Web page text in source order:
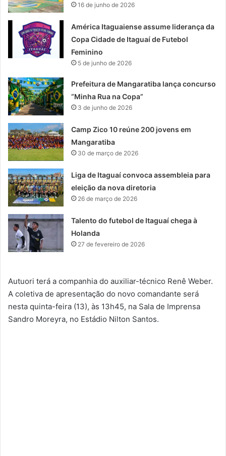
16 de junho de 2026
América Itaguaiense assume liderança da
Copa Cidade de Itaguaí de Futebol
Feminino
5 de junho de 2026
Prefeitura de Mangaratiba lança concurso
“Minha Rua na Copa”
3 de junho de 2026
Camp Zico 10 reúne 200 jovens em
Mangaratiba
30 de março de 2026
Liga de Itaguaí convoca assembleia para
eleição da nova diretoria
26 de março de 2026
Talento do futebol de Itaguaí chega à
Holanda
27 de fevereiro de 2026
Autuori terá a companhia do auxiliar-técnico Renê Weber.
A coletiva de apresentação do novo comandante será
nesta quinta-feira (13), às 13h45, na Sala de Imprensa
Sandro Moreyra, no Estádio Nilton Santos.